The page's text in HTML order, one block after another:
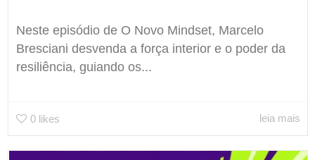
Neste episódio de O Novo Mindset, Marcelo
Bresciani desvenda a força interior e o poder da
resiliência, guiando os...
0 likes leia mais